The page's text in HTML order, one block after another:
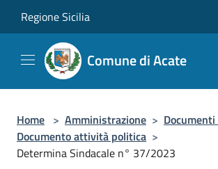
Regione Sicilia
Comune di Acate
Home > Amministrazione >
Documento attività politica >
Determina Sindacale n° 37/2023